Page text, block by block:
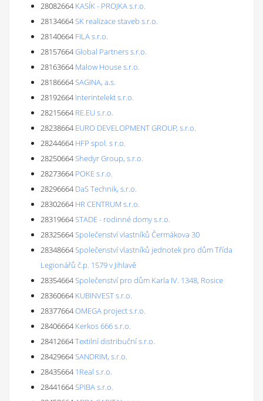
28082664 KASÍK - PROJKA s.r.o.
28134664SK realizace staveb s.r.o.
28140664 FILA s.r.o.
28157664Global Partners s.r.o.
28163664 Malow House s.r.o.
28186664SAGINA, a.s.
28192664 Interintelekt s.r.o.
28215664 RE.EU s.r.o.
28238664 EURO DEVELOPMENT GROUP, s.r.o.
28244664 HFP spol. s r.o.
28250664Shedyr Group, s.r.o.
28273664 POKE s.r.o.
28296664 DaS Technik, s.r.o.
28302664 HR CENTRUM s.r.o.
28319664STADE - rodinné domy s.r.o.
28325664Společenství vlastníků Čermákova 30
28348664Společenství vlastníků jednotek pro dům Třída
Legionářů č.p. 1579 v Jihlavě
28354664Společenství pro dům Karla IV. 1348, Rosice
28360664 KUBINVEST s.r.o.
28377664OMEGA project s.r.o.
28406664 Kerkos 666 s.r.o.
28412664Textilní distribuční s.r.o.
28429664SANDRIM, s.r.o.
28435664 1Real s.r.o.
28441664SPIBA s.r.o.